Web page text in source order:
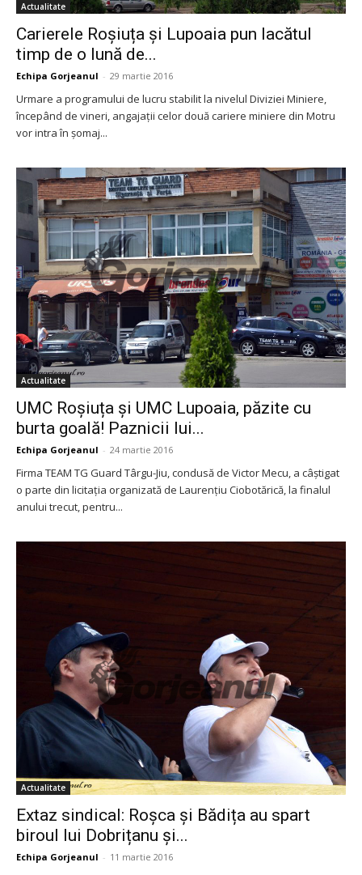
Actualitate
Carierele Roșiuța și Lupoaia pun lacătul
timp de o lună de...
Echipa Gorjeanul - 29 martie 2016
Urmare a programului de lucru stabilit la nivelul Diviziei Miniere,
începând de vineri, angajații celor două cariere miniere din Motru
vor intra în șomaj...
Actualitate
UMC Roșiuța și UMC Lupoaia, păzite cu
burta goală! Paznicii lui...
Echipa Gorjeanul - 24 martie 2016
Firma TEAM TG Guard Târgu-Jiu, condusă de Victor Mecu, a câștigat
o parte din licitația organizată de Laurențiu Ciobotărică, la finalul
anului trecut, pentru...
Actualitate
Extaz sindical: Roșca și Bădița au spart
biroul lui Dobrițanu și...
Echipa Gorjeanul - 11 martie 2016